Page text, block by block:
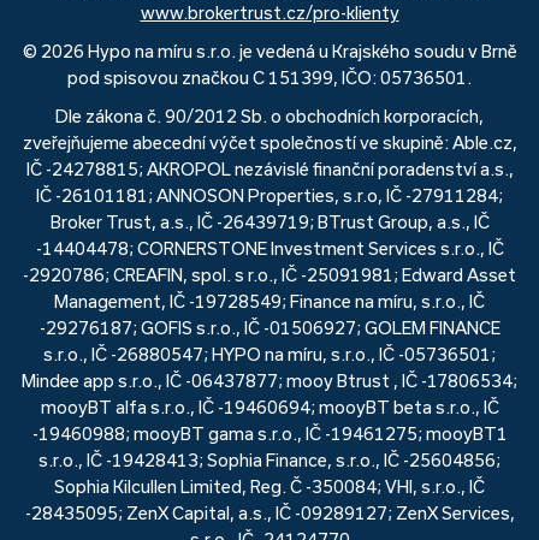
www.brokertrust.cz/pro-klienty
© 2026 Hypo na míru s.r.o. je vedená u Krajského soudu v Brně
pod spisovou značkou C 151399, IČO: 05736501.
Dle zákona č. 90/2012 Sb. o obchodních korporacích,
zveřejňujeme abecední výčet společností ve skupině: Able.cz,
IČ -24278815; AKROPOL nezávislé finanční poradenství a.s.,
IČ -26101181; ANNOSON Properties, s.r.o, IČ -27911284;
Broker Trust, a.s., IČ -26439719; BTrust Group, a.s., IČ
-14404478; CORNERSTONE Investment Services s.r.o., IČ
-2920786; CREAFIN, spol. s r.o., IČ -25091981; Edward Asset
Management, IČ -19728549; Finance na míru, s.r.o., IČ
-29276187; GOFIS s.r.o., IČ -01506927; GOLEM FINANCE
s.r.o., IČ -26880547; HYPO na míru, s.r.o., IČ -05736501;
Mindee app s.r.o., IČ -06437877; mooy Btrust , IČ -17806534;
mooyBT alfa s.r.o., IČ -19460694; mooyBT beta s.r.o., IČ
-19460988; mooyBT gama s.r.o., IČ -19461275; mooyBT1
s.r.o., IČ -19428413; Sophia Finance, s.r.o., IČ -25604856;
Sophia Kilcullen Limited, Reg. Č -350084; VHI, s.r.o., IČ
-28435095; ZenX Capital, a.s., IČ -09289127; ZenX Services,